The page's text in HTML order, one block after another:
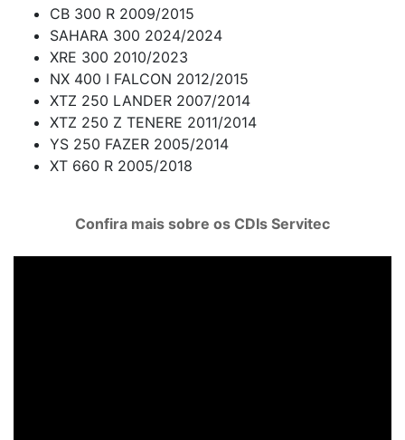
CB 300 R 2009/2015
SAHARA 300 2024/2024
XRE 300 2010/2023
NX 400 I FALCON 2012/2015
XTZ 250 LANDER 2007/2014
XTZ 250 Z TENERE 2011/2014
YS 250 FAZER 2005/2014
XT 660 R 2005/2018
Confira mais sobre os CDIs Servitec